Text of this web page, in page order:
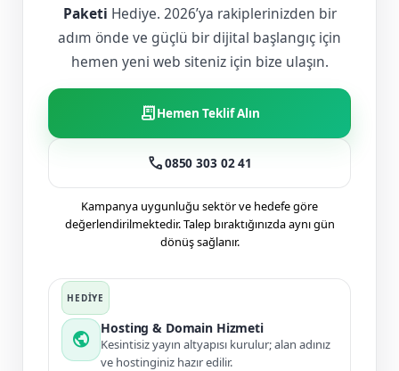
Paketi Hediye. 2026’ya rakiplerinizden bir
adım önde ve güçlü bir dijital başlangıç için
hemen yeni web siteniz için bize ulaşın.
receipt_longHemen Teklif Alın
call0850 303 02 41
Kampanya uygunluğu sektör ve hedefe göre
değerlendirilmektedir. Talep bıraktığınızda aynı gün
dönüş sağlanır.
public
Hosting & Domain Hizmeti
Kesintisiz yayın altyapısı kurulur; alan adınız
ve hostinginiz hazır edilir.